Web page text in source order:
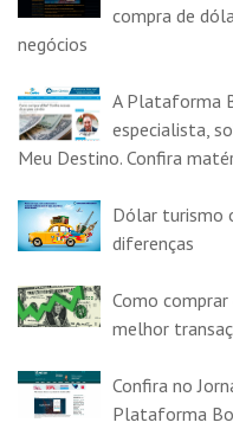
compra de
negócios
A Plataforma
especialista,
Meu Destino. Confira
Dólar turismo
diferenças
Como
melhor
Confira no
Plataforma